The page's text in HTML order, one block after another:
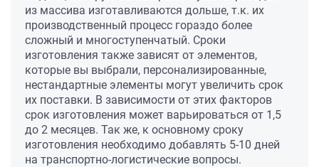
из массива изготавливаются дольше, т.к. их
производственный процесс гораздо более
сложный и многоступенчатый. Сроки
изготовления также зависят от элементов,
которые вы выбрали, персонализированные,
нестандартные элементы могут увеличить срок
их поставки. В зависимости от этих факторов
срок изготовления может варьироваться от 1,5
до 2 месяцев. Так же, к основному сроку
изготовления необходимо добавлять 5-10 дней
на транспортно-логистические вопросы.